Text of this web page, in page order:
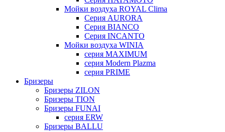
Мойки воздуха ROYAL Clima
Серия AURORA
Серия BIANCO
Серия INCANTO
Мойки воздуха WINIA
серия MAXIMUM
серия Modern Plazma
серия PRIME
Бризеры
Бризеры ZILON
Бризеры TION
Бризеры FUNAI
серия ERW
Бризеры BALLU